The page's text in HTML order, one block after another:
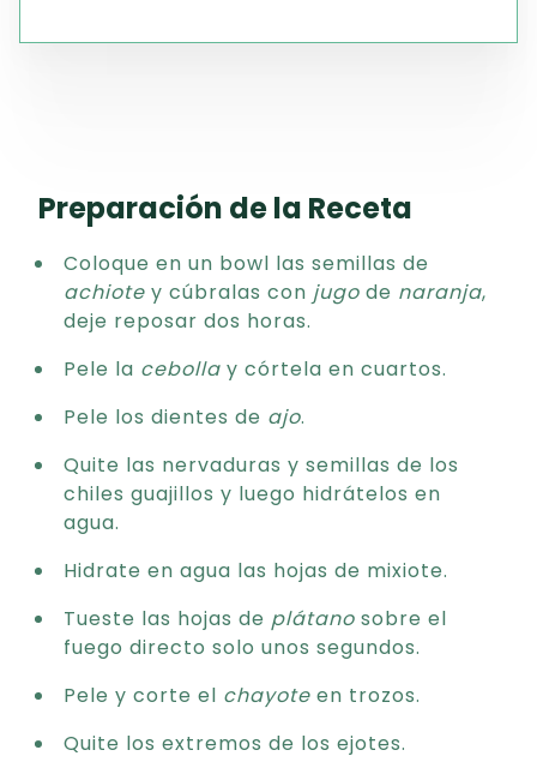
Preparación de la Receta
Coloque en un bowl las semillas de
achiote y cúbralas con jugo de naranja,
deje reposar dos horas.
Pele la cebolla y córtela en cuartos.
Pele los dientes de ajo.
Quite las nervaduras y semillas de los
chiles guajillos y luego hidrátelos en
agua.
Hidrate en agua las hojas de mixiote.
Tueste las hojas de plátano sobre el
fuego directo solo unos segundos.
Pele y corte el chayote en trozos.
Quite los extremos de los ejotes.